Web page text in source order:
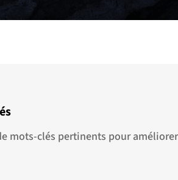
mots-clés pertinents pour